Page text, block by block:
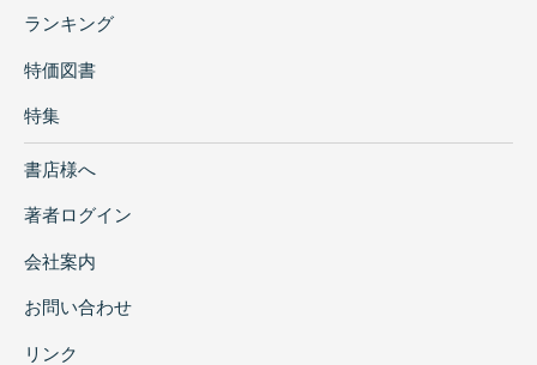
ランキング
特価図書
特集
書店様へ
著者ログイン
会社案内
お問い合わせ
リンク